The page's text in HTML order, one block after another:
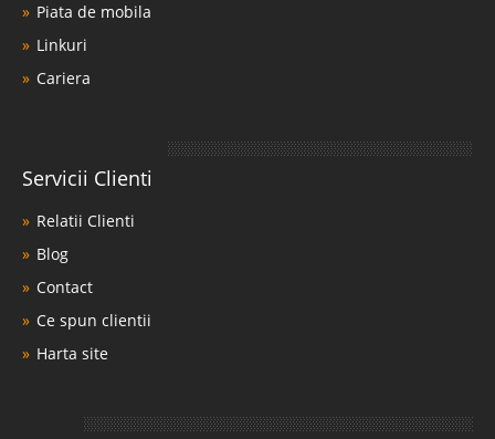
Piata de mobila
Linkuri
Cariera
Servicii Clienti
Relatii Clienti
Blog
Contact
Ce spun clientii
Harta site